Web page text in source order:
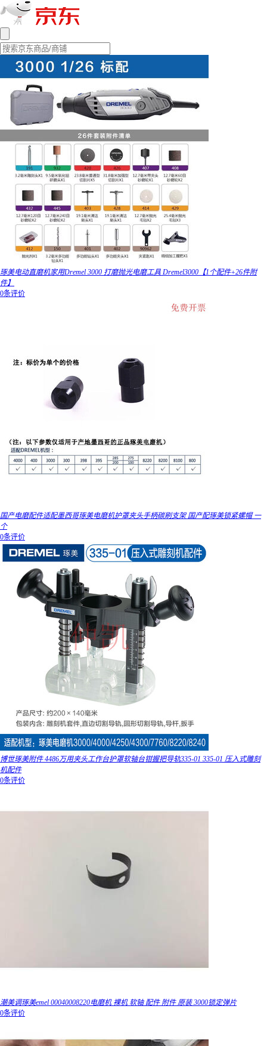
琢美电动直磨机家用Dremel 3000 打磨抛光电磨工具 Dremel3000【1个配件+26件附
件】
0条评价
国产电磨配件适配墨西哥琢美电磨机护罩夹头手柄碳刷支架 国产配琢美锁紧螺帽 一
个
0条评价
博世琢美附件 4486万用夹头工作台护罩软轴台钳握把导轨335-01 335-01 压入式雕刻
机配件
0条评价
潮美调琢美emel 00040008220电磨机 裸机 软轴 配件 附件 原装 3000锁定弹片
0条评价